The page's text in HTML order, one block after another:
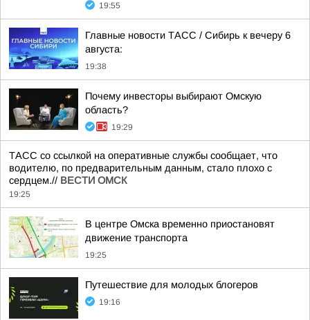
19:55
Главные новости ТАСС / Сибирь к вечеру 6
августа:
19:38
Почему инвесторы выбирают Омскую
область?
19:29
ТАСС со ссылкой на оперативные службы сообщает, что
водителю, по предварительным данным, стало плохо с
сердцем.// ВЕСТИ ОМСК
19:25
В центре Омска временно приостановят
движение транспорта
19:25
Путешествие для молодых блогеров
19:16